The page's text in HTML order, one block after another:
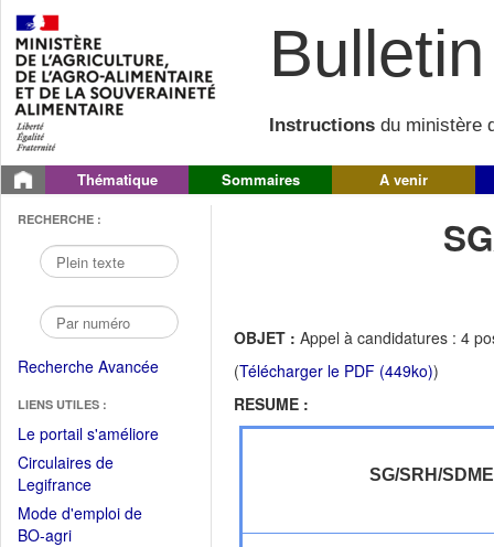
Instructions du ministère
Thématique Sommaires A venir
RECHERCHE :
Recherche Avancée
LIENS UTILES :
Le portail s'améliore(Fichier
Circulaires de
Legifrance(Ouvrir
dans
une
Mode d'emploi de
BO-agri(Ouvrir
OBJET : Appel à candidatures : 4
(Télécharger le PDF (449ko))
RESUME :
SG/SRH/